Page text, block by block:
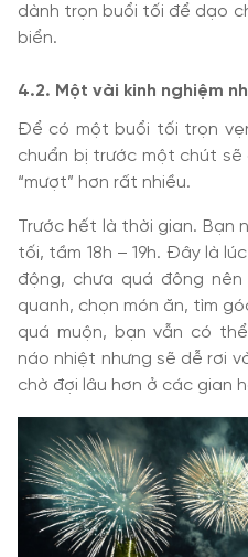
dành trọn buổi tối để dạo
biển.
4.2. Một vài kinh nghiệm
Để có một buổi tối trọn
chuẩn bị trước một chút
“mượt” hơn rất nhiều.
Trước hết là thời gian. Bạn
tối, tầm 18h – 19h. Đây là
động, chưa quá đông
quanh, chọn món ăn, tìm
quá muộn, bạn vẫn có
náo nhiệt nhưng sẽ dễ rơi
chờ đợi lâu hơn ở các gian